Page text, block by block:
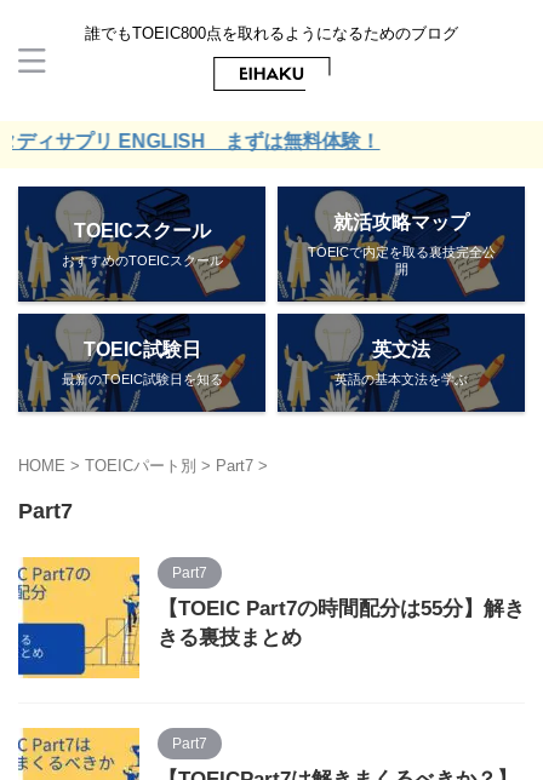
誰でもTOEIC800点を取れるようになるためのブログ
ィサプリ ENGLISH まずは無料体験！
TOEICスクール
おすすめのTOEICスクール
就活攻略マップ
TOEICで内定を取る裏技完全公
開
TOEIC試験日
最新のTOEIC試験日を知る
英文法
英語の基本文法を学ぶ
HOME > TOEICパート別 > Part7 >
Part7
Part7
【TOEIC Part7の時間配分は55分】解き
きる裏技まとめ
Part7